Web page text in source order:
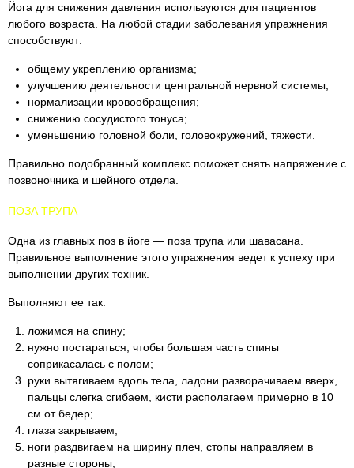
Йога для снижения давления используются для пациентов
любого возраста. На любой стадии заболевания упражнения
способствуют:
общему укреплению организма;
улучшению деятельности центральной нервной системы;
нормализации кровообращения;
снижению сосудистого тонуса;
уменьшению головной боли, головокружений, тяжести.
Правильно подобранный комплекс поможет снять напряжение с
позвоночника и шейного отдела.
ПОЗА ТРУПА
Одна из главных поз в йоге — поза трупа или шавасана.
Правильное выполнение этого упражнения ведет к успеху при
выполнении других техник.
Выполняют ее так:
ложимся на спину;
нужно постараться, чтобы большая часть спины
соприкасалась с полом;
руки вытягиваем вдоль тела, ладони разворачиваем вверх,
пальцы слегка сгибаем, кисти располагаем примерно в 10
см от бедер;
глаза закрываем;
ноги раздвигаем на ширину плеч, стопы направляем в
разные стороны;